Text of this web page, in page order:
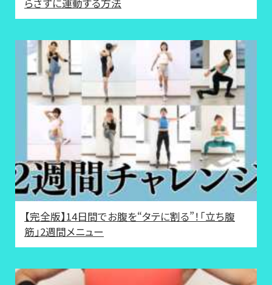
らさずに運動する方法
【完全版】14日間でお腹を“タテに割る”！「立ち腹
筋」2週間メニュー